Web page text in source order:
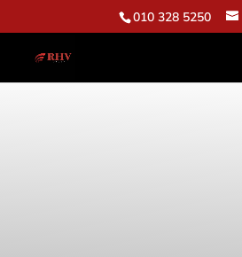
010 328 5250